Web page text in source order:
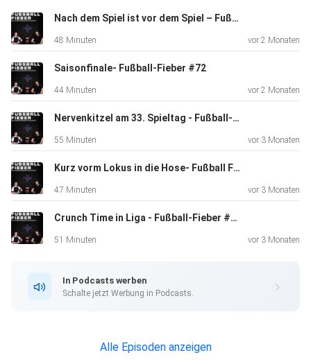
Nach dem Spiel ist vor dem Spiel – Fußball-Fieber #73
48 Minuten vor 2 Monaten
Saisonfinale- Fußball-Fieber #72
44 Minuten vor 2 Monaten
Nervenkitzel am 33. Spieltag - Fußball-Fieber #71
55 Minuten vor 3 Monaten
Kurz vorm Lokus in die Hose- Fußball Fieber #70
47 Minuten vor 3 Monaten
Crunch Time in Liga - Fußball-Fieber #69
51 Minuten vor 3 Monaten
In Podcasts werben
Schalte jetzt Werbung in Podcasts.
Alle Episoden anzeigen